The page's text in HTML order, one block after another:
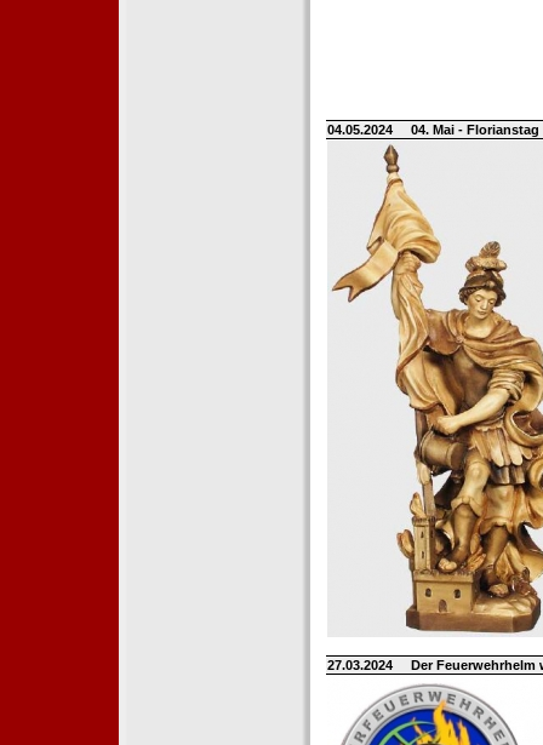
04.05.2024 04. Mai -
27.03.2024 Der